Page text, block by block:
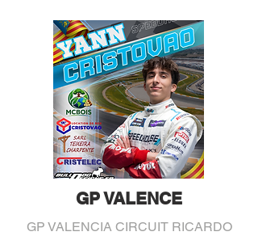
GP VALENCE
GP VALENCIA CIRCUIT RICARDO